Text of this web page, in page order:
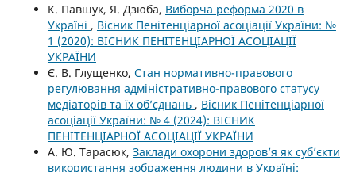
К. Павшук, Я. Дзюба, Виборча реформа 2020 в
Україні , Вісник Пенітенціарної асоціації України: №
1 (2020): ВІСНИК ПЕНІТЕНЦІАРНОЇ АСОЦІАЦІЇ
УКРАЇНИ
Є. В. Глущенко, Стан нормативно-правового
регулювання адміністративно-правового статусу
медіаторів та їх об’єднань , Вісник Пенітенціарної
асоціації України: № 4 (2024): ВІСНИК
ПЕНІТЕНЦІАРНОЇ АСОЦІАЦІЇ УКРАЇНИ
А. Ю. Тарасюк, Заклади охорони здоров’я як суб’єкти
використання зображення людини в Україні: